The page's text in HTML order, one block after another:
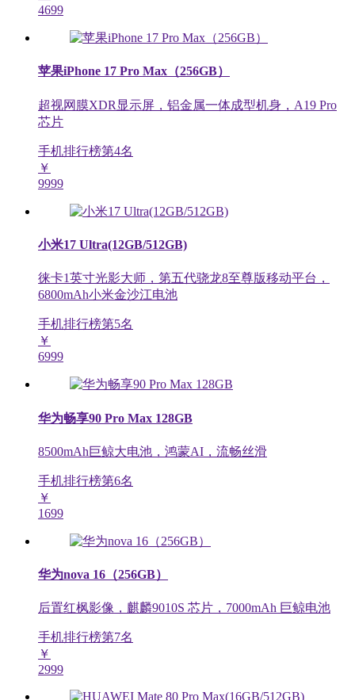
4699
苹果iPhone 17 Pro Max（256GB）
超视网膜XDR显示屏，铝金属一体成型机身，A19 Pro
芯片
手机排行榜第4名
￥
9999
小米17 Ultra(12GB/512GB)
徕卡1英寸光影大师，第五代骁龙8至尊版移动平台，
6800mAh小米金沙江电池
手机排行榜第5名
￥
6999
华为畅享90 Pro Max 128GB
8500mAh巨鲸大电池，鸿蒙AI，流畅丝滑
手机排行榜第6名
￥
1699
华为nova 16（256GB）
后置红枫影像，麒麟9010S 芯片，7000mAh 巨鲸电池
手机排行榜第7名
￥
2999